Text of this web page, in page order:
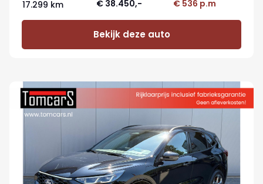
17.299 km € 38.450,- € 536 p.m
Bekijk deze auto